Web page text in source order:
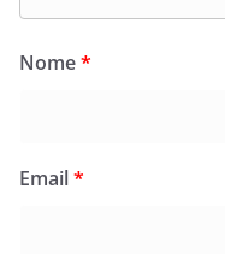
Nome*
Email*